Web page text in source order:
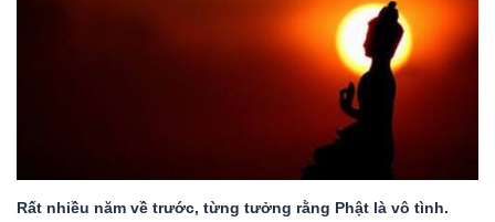
Rất nhiều năm về trước, từng tưởng rằng Phật là vô tình.